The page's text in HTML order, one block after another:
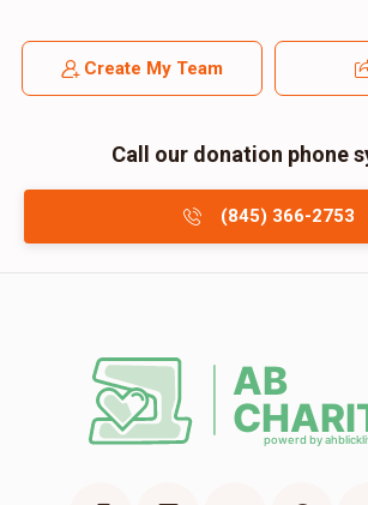
Create My Team
Call our donation phone
(845) 366-2753